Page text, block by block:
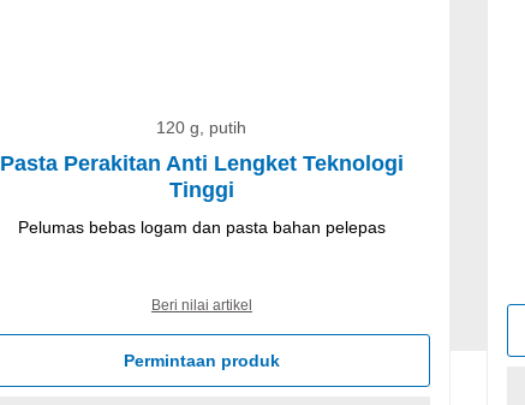
120 g, putih
Pasta Perakitan Anti Lengket Teknologi
Tinggi
Pelumas bebas logam dan pasta bahan pelepas
Beri nilai artikel
Permintaan produk